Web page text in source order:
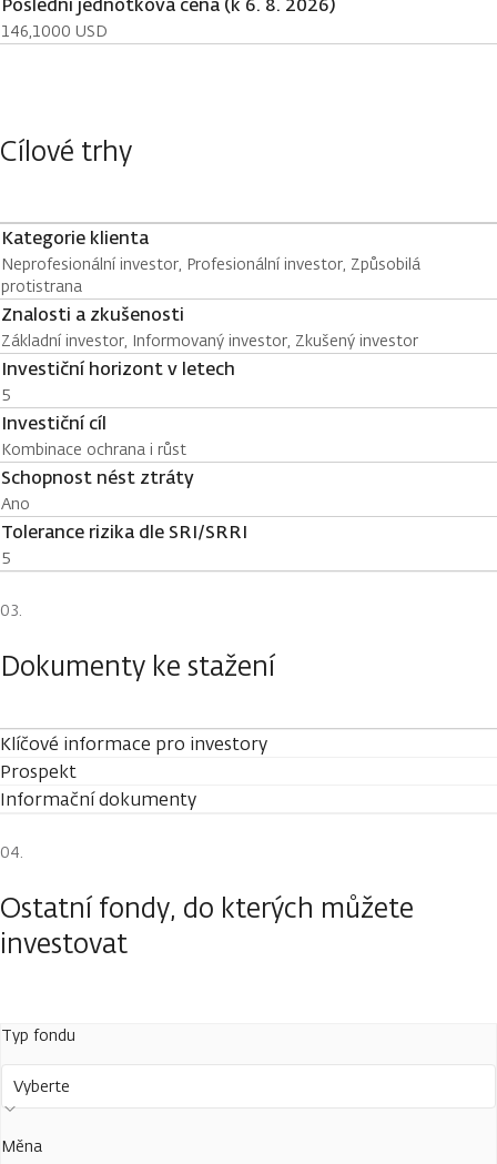
146,1000 USD
Cílové trhy
Kategorie klienta
Neprofesionální investor, Profesionální investor, Způsobilá
protistrana
Znalosti a zkušenosti
Základní investor, Informovaný investor, Zkušený investor
Investiční horizont v letech
5
Investiční cíl
Kombinace ochrana i růst
Schopnost nést ztráty
Ano
Tolerance rizika dle SRI/SRRI
5
Dokumenty ke stažení
Klíčové informace pro investory
Prospekt
Informační dokumenty
Ostatní fondy, do kterých můžete
investovat
Typ fondu
Vyberte
Měna